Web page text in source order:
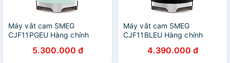
Máy vắt cam SMEG
CJF11PGEU Hàng chính
5.300.000 đ
Máy vắt cam SMEG
CJF11BLEU Hàng chính
4.390.000 đ